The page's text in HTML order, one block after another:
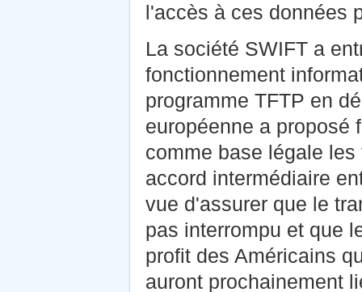
l'accès à ces données
La société SWIFT a
fonctionnement
programme TFTP en
européenne a proposé
comme base légale
accord intermédiaire
vue d'assurer que le
pas interrompu et que
profit des Américains
auront prochainement